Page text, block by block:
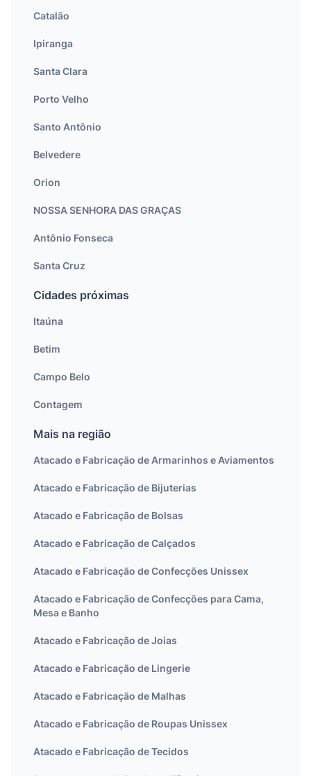
Catalão
Ipiranga
Santa Clara
Porto Velho
Santo Antônio
Belvedere
Orion
NOSSA SENHORA DAS GRAÇAS
Antônio Fonseca
Santa Cruz
Cidades próximas
Itaúna
Betim
Campo Belo
Contagem
Mais na região
Atacado e Fabricação de Armarinhos e Aviamentos
Atacado e Fabricação de Bijuterias
Atacado e Fabricação de Bolsas
Atacado e Fabricação de Calçados
Atacado e Fabricação de Confecções Unissex
Atacado e Fabricação de Confecções para Cama,
Mesa e Banho
Atacado e Fabricação de Joias
Atacado e Fabricação de Lingerie
Atacado e Fabricação de Malhas
Atacado e Fabricação de Roupas Unissex
Atacado e Fabricação de Tecidos